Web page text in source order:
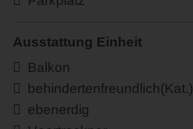
Ausstattung Einheit
Balkon
behindertenfreundlich(Kat.)
ebenerdig